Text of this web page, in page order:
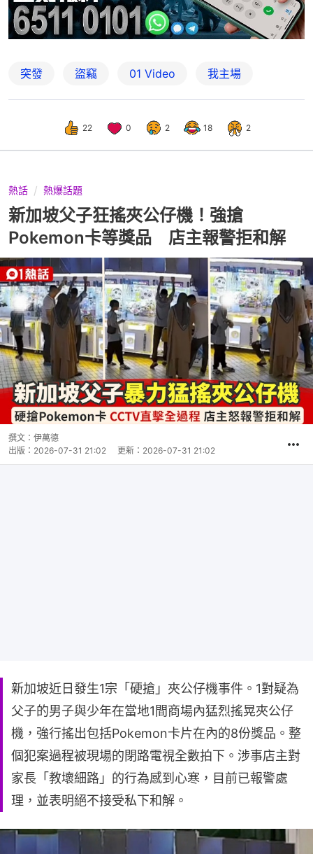
突發 盜竊 01 Video 我主場
22 0 2 18 2
熱話 熱爆話題
新加坡父子狂搖夾公仔機！強搶
Pokemon卡等獎品 店主報警拒和解
撰文： 伊萬德
出版： 2026-07-31 21:02 更新： 2026-07-31 21:02
新加坡近日發生1宗「硬搶」夾公仔機事件。1對疑為
父子的男子與少年在當地1間商場內猛烈搖晃夾公仔
機，強行搖出包括Pokemon卡片在內的8份獎品。整
個犯案過程被現場的閉路電視全數拍下。涉事店主對
家長「教壞細路」的行為感到心寒，目前已報警處
理，並表明絕不接受私下和解。